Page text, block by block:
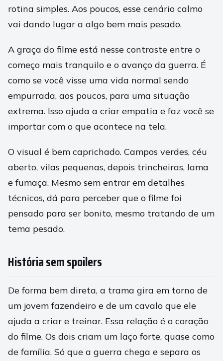
rotina simples. Aos poucos, esse cenário calmo
vai dando lugar a algo bem mais pesado.
A graça do filme está nesse contraste entre o
começo mais tranquilo e o avanço da guerra. É
como se você visse uma vida normal sendo
empurrada, aos poucos, para uma situação
extrema. Isso ajuda a criar empatia e faz você se
importar com o que acontece na tela.
O visual é bem caprichado. Campos verdes, céu
aberto, vilas pequenas, depois trincheiras, lama
e fumaça. Mesmo sem entrar em detalhes
técnicos, dá para perceber que o filme foi
pensado para ser bonito, mesmo tratando de um
tema pesado.
História sem spoilers
De forma bem direta, a trama gira em torno de
um jovem fazendeiro e de um cavalo que ele
ajuda a criar e treinar. Essa relação é o coração
do filme. Os dois criam um laço forte, quase como
de família. Só que a guerra chega e separa os